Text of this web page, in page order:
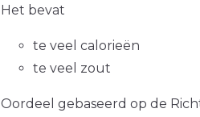
Het bevat
te veel calorieën
te veel zout
Oordeel gebaseerd op de